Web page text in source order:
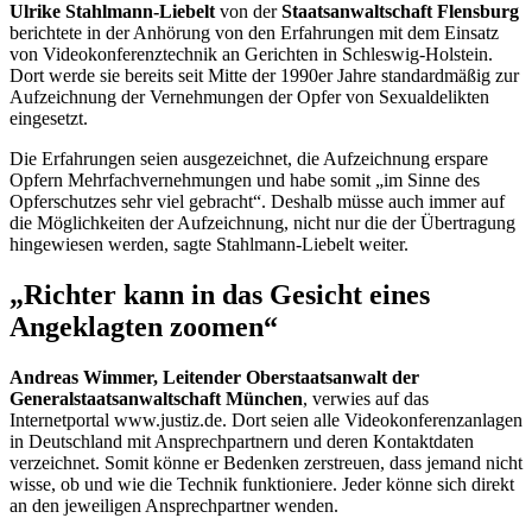
Ulrike Stahlmann-Liebeltvon derStaatsanwaltschaft Flensburg
berichtete in der Anhörung von den Erfahrungen mit dem Einsatz
von Videokonferenztechnik an Gerichten in Schleswig-Holstein.
Dort werde sie bereits seit Mitte der 1990er Jahre standardmäßig zur
Aufzeichnung der Vernehmungen der Opfer von Sexualdelikten
eingesetzt.
Die Erfahrungen seien ausgezeichnet, die Aufzeichnung erspare
Opfern Mehrfachvernehmungen und habe somit „im Sinne des
Opferschutzes sehr viel gebracht“. Deshalb müsse auch immer auf
die Möglichkeiten der Aufzeichnung, nicht nur die der Übertragung
hingewiesen werden, sagte Stahlmann-Liebelt weiter.
„Richter kann in das Gesicht eines
Angeklagten zoomen“
Andreas Wimmer, Leitender Oberstaatsanwalt der
Generalstaatsanwaltschaft München, verwies auf das
Internetportal www.justiz.de. Dort seien alle Videokonferenzanlagen
in Deutschland mit Ansprechpartnern und deren Kontaktdaten
verzeichnet. Somit könne er Bedenken zerstreuen, dass jemand nicht
wisse, ob und wie die Technik funktioniere. Jeder könne sich direkt
an den jeweiligen Ansprechpartner wenden.